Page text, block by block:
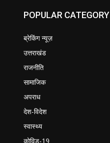
POPULAR CATEGORY
ब्रेकिंग न्यूज़
उत्तराखंड
राजनीति
सामाजिक
अपराध
देश-विदेश
स्वास्थ्य
कोविड-19